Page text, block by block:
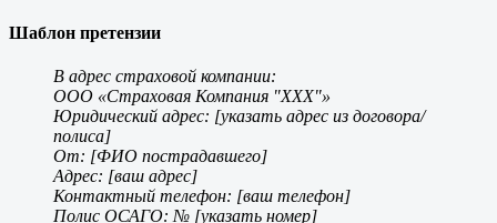
Шаблон претензии
В адрес страховой компании:
ООО «Страховая Компания "ХХХ"»
Юридический адрес: [указать адрес из договора/
полиса]
От: [ФИО пострадавшего]
Адрес: [ваш адрес]
Контактный телефон: [ваш телефон]
Полис ОСАГО: № [указать номер]